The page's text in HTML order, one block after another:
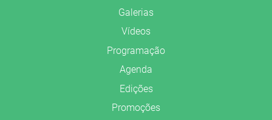
Galerias
Vídeos
Programação
Agenda
Edições
Promoções